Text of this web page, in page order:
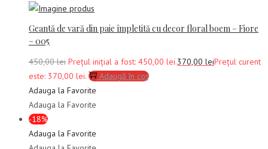
Geantă de vară din paie împletită cu decor floral boem – Fiore
– 005
450,00lei Prețul inițial a fost: 450,00 lei.370,00 leiPrețul curent
este: 370,00 lei.
Adaugă în coș
Adauga la Favorite
Adauga la Favorite
-18%
Adauga la Favorite